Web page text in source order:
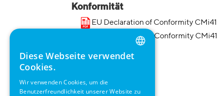
Konformität
EU Declaration of Conformity
UK Declaration of Conformity
ENGLISH
SWEDISH
Diese Webseite verwendet
Cookies.
Wir verwenden Cookies, um die
Benutzerfreundlichkeit unserer Website zu